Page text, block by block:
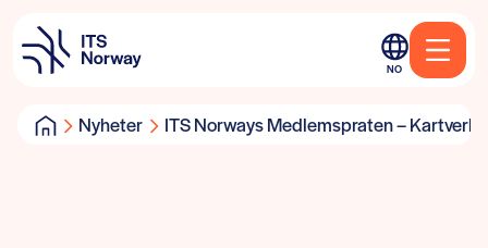
NO
Nyheter ITS Norways Medlemspraten –